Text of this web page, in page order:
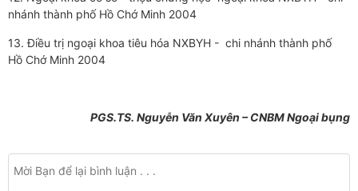
nhánh thành phố Hồ Chớ Minh 2004
13. Điều trị ngoại khoa tiêu hóa NXBYH - chi nhánh thành phố
Hồ Chớ Minh 2004
PGS.TS. Nguyễn Văn Xuyên – CNBM Ngoại bụng